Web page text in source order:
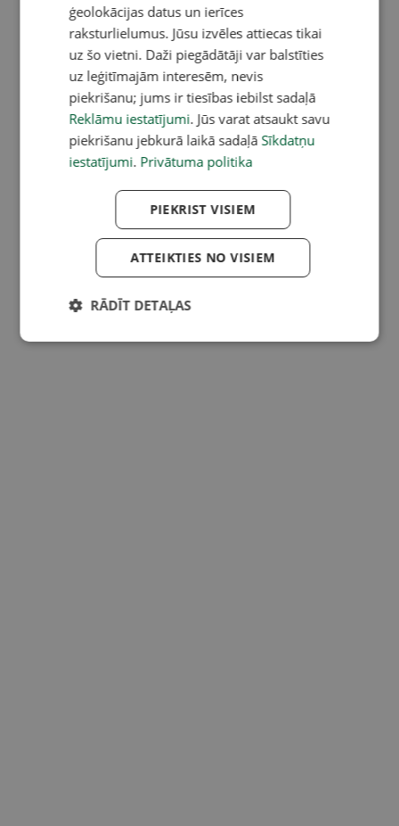
ģeolokācijas datus un ierīces
raksturlielumus. Jūsu izvēles attiecas tikai
uz šo vietni. Daži piegādātāji var balstīties
uz leģitīmajām interesēm, nevis
piekrišanu; jums ir tiesības iebilst sadaļā
Reklāmu iestatījumi. Jūs varat atsaukt savu
piekrišanu jebkurā laikā sadaļā Sīkdatņu
iestatījumi. Privātuma politika
PIEKRIST VISIEM
ATTEIKTIES NO VISIEM
RĀDĪT DETAĻAS